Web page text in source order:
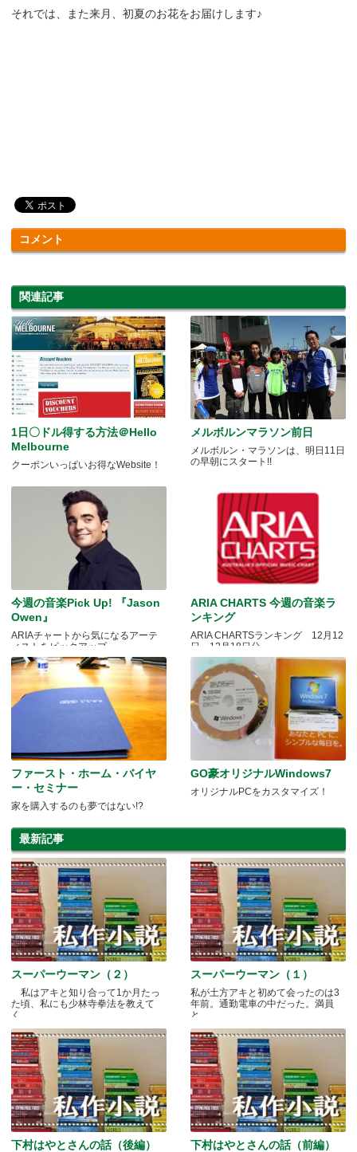
それでは、また来月、初夏のお花をお届けします♪
コメント
関連記事
1日〇ドル得する方法＠Hello
Melbourne
クーポンいっぱいお得なWebsite！
メルボルンマラソン前日
メルボルン・マラソンは、明日11日
の早朝にスタート!!
今週の音楽Pick Up! 『Jason
Owen』
ARIAチャートから気になるアーテ
ィストをピックアップ
ARIA CHARTS 今週の音楽ラ
ンキング
ARIA CHARTSランキング 12月12
日～12月18日分
ファースト・ホーム・バイヤ
ー・セミナー
家を購入するのも夢ではない!?
GO豪オリジナルWindows7
オリジナルPCをカスタマイズ！
最新記事
スーパーウーマン（２）
私はアキと知り合って1か月たっ
た頃、私にも少林寺拳法を教えて
く.....
スーパーウーマン（１）
私が土方アキと初めて会ったのは3
年前。通勤電車の中だった。満員
と.....
下村はやとさんの話（後編） 下村はやとさんの話（前編）